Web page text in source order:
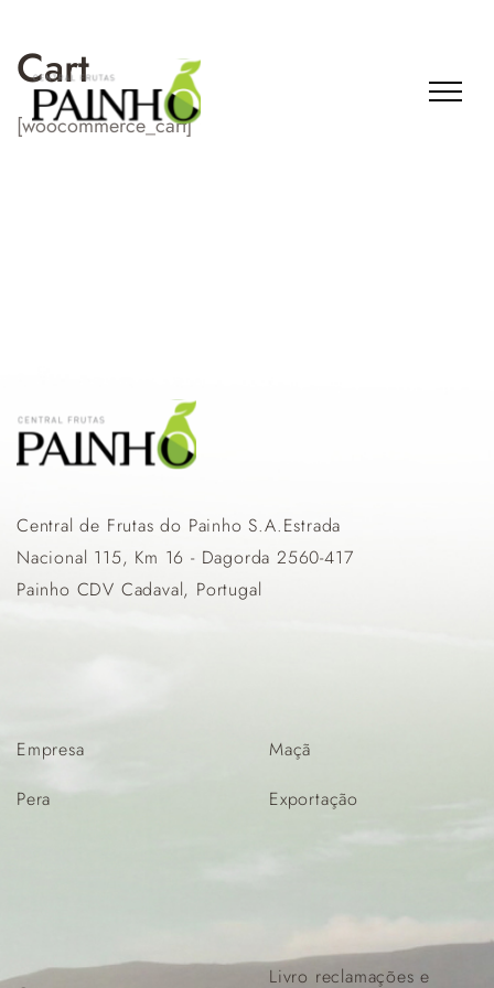
Cart
[woocommerce_cart]
Central de Frutas do Painho S.A.Estrada
Nacional 115, Km 16 - Dagorda 2560-417
Painho CDV Cadaval, Portugal
Empresa
Pera
Maçã
Exportação
Livro reclamações e